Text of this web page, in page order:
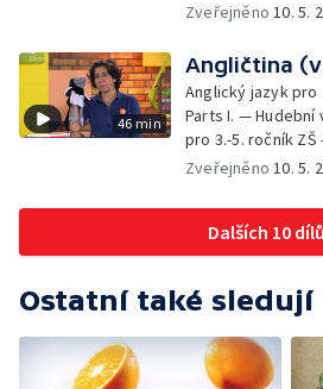
Zveřejněno10. 5.
46 min
Angličtina
Anglický jazyk pro
Parts I. —
pro 3.-5. ročník ZŠ
Zveřejněno10. 5.
Dalších 10 dílů
Ostatní také sledují